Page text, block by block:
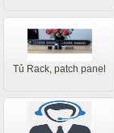
Tủ Rack, patch panel